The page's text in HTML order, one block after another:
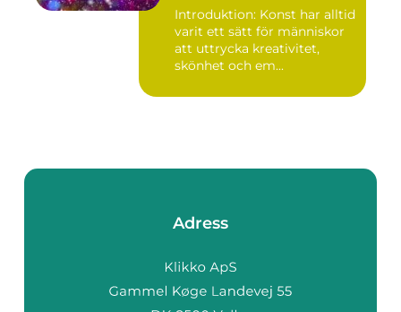
Introduktion: Konst har alltid
varit ett sätt för människor
att uttrycka kreativitet,
skönhet och em...
Adress